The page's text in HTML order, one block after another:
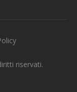
riservati.